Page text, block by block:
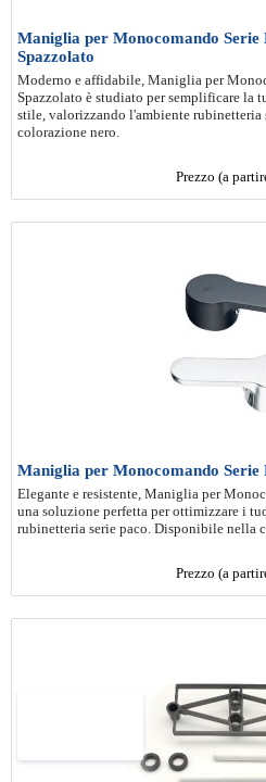
Maniglia per Monocomando Serie
Spazzolato
Moderno e affidabile, Maniglia per
Spazzolato è studiato per semplificare la
stile, valorizzando l'ambiente
colorazione nero.
Prezzo (a
Maniglia per Monocomando Serie
Elegante e resistente, Maniglia per
una soluzione perfetta per ottimizzare i
rubinetteria serie paco. Disponibile nella
Prezzo (a